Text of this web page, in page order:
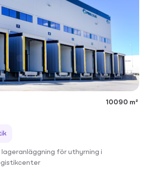
10090 m²
för uthyrning i